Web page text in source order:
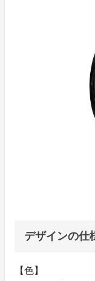
デザインの仕
【色】